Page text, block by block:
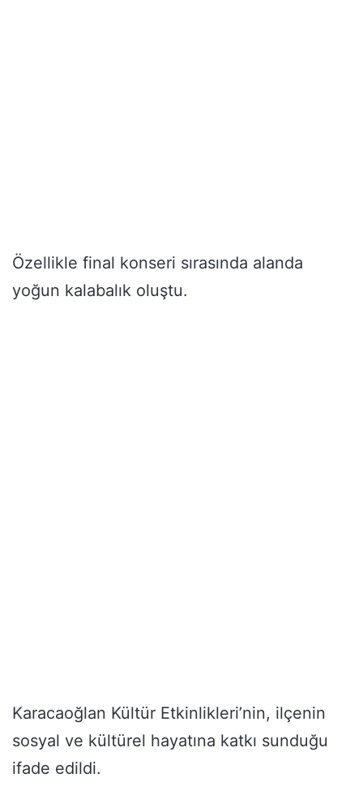
Özellikle final konseri sırasında alanda
yoğun kalabalık oluştu.
Karacaoğlan Kültür Etkinlikleri’nin, ilçenin
sosyal ve kültürel hayatına katkı sunduğu
ifade edildi.